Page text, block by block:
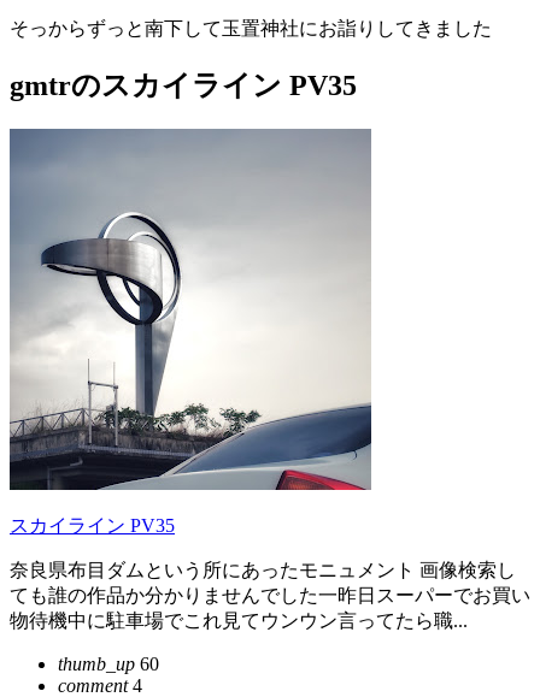
そっからずっと南下して玉置神社にお詣りしてきました
gmtrのスカイライン PV35
スカイライン PV35
奈良県布目ダムという所にあったモニュメント 画像検索し
ても誰の作品か分かりませんでした一昨日スーパーでお買い
物待機中に駐車場でこれ見てウンウン言ってたら職...
thumb_up 60
comment4